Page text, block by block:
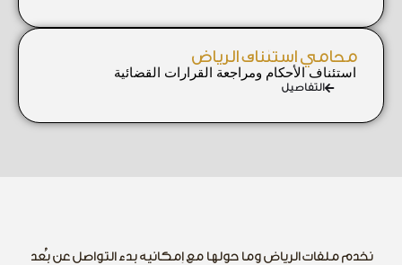
محامي استئناف الرياض
استئناف الأحكام ومراجعة القرارات القضائية
التفاصيل
نخدم ملفات الرياض وما حولها مع إمكانية بدء التواصل عن بُعد